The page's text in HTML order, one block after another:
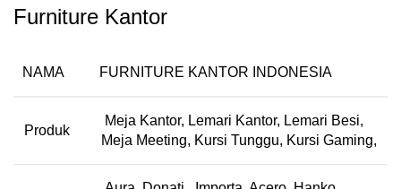
Furniture Kantor
NAMA FURNITURE KANTOR INDONESIA
Produk
Meja Kantor, Lemari Kantor, Lemari Besi,
Meja Meeting, Kursi Tunggu, Kursi Gaming,